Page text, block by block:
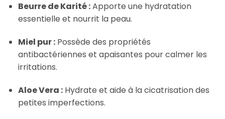
Beurre de Karité :Apporte une hydratation
essentielle et nourrit la peau.
Miel pur :Possède des propriétés
antibactériennes et apaisantes pour calmer les
irritations.
Aloe Vera :Hydrate et aide à la cicatrisation des
petites imperfections.